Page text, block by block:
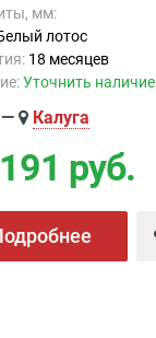
мм:
лотос
18 месяцев
Уточнить наличие
— Калуга
руб.